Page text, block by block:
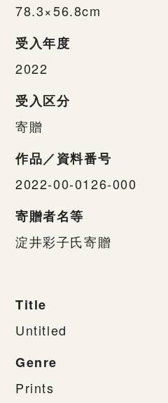
78.3×56.8cm
受入年度
2022
受入区分
寄贈
作品／資料番号
2022-00-0126-000
寄贈者名等
淀井彩子氏寄贈
Title
Untitled
Genre
Prints